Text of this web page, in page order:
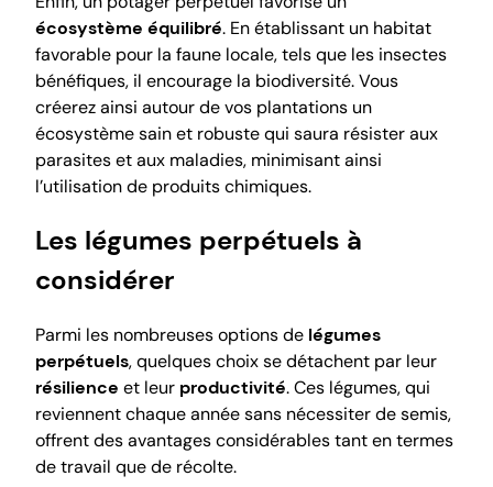
écosystème équilibré. En établissant un habitat
favorable pour la faune locale, tels que les insectes
bénéfiques, il encourage la biodiversité. Vous
créerez ainsi autour de vos plantations un
écosystème sain et robuste qui saura résister aux
parasites et aux maladies, minimisant ainsi
l’utilisation de produits chimiques.
Les légumes perpétuels à
considérer
Parmi les nombreuses options de légumes
perpétuels, quelques choix se détachent par leur
résilience et leur productivité. Ces légumes, qui
reviennent chaque année sans nécessiter de semis,
offrent des avantages considérables tant en termes
de travail que de récolte.